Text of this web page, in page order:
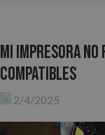
Mi impresora
compatibles
2/4/2025